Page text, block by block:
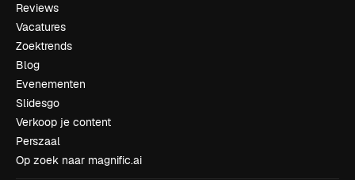
Reviews
Vacatures
Zoektrends
Blog
Evenementen
Slidesgo
Verkoop je content
Perszaal
Op zoek naar magnific.ai